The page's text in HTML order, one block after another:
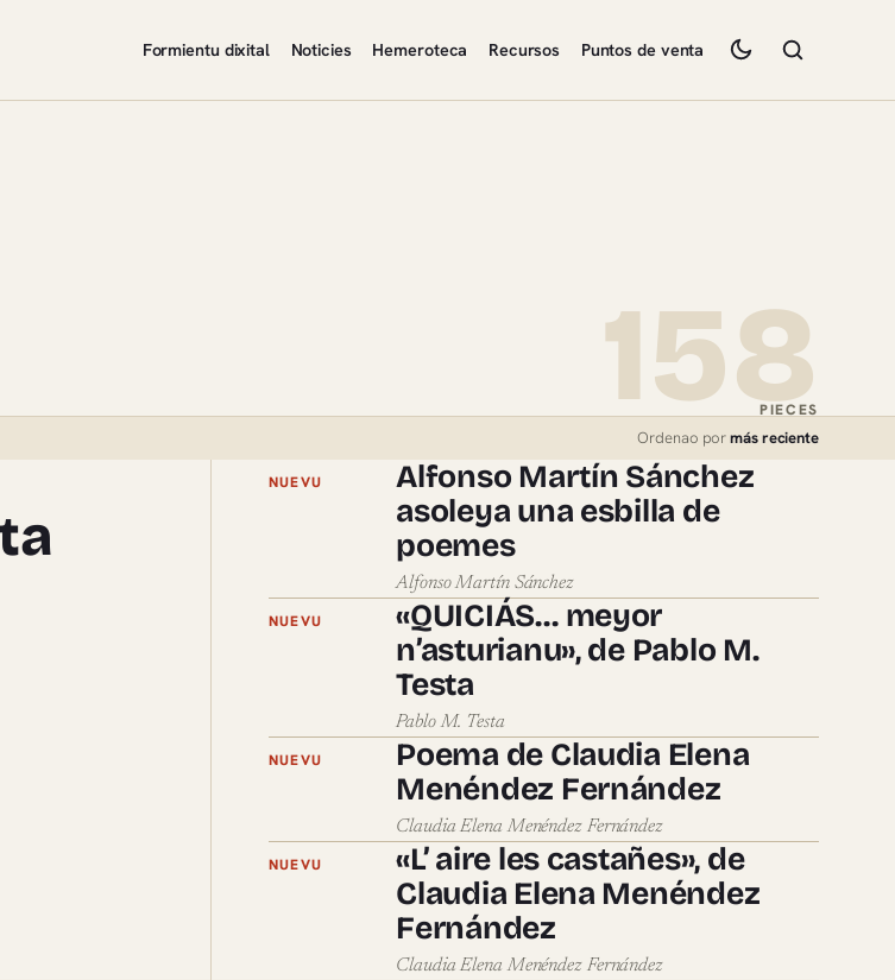
Formientu dixital Noticies Hemeroteca Recursos Puntos de venta
158
PIECES
Ordenao pormás reciente
NUEVU
Alfonso Martín Sánchez
asoleya una esbilla de
poemes
Alfonso Martín Sánchez
NUEVU
«QUICIÁS… meyor
n’asturianu», de Pablo M.
Testa
Pablo M. Testa
NUEVU
Poema de Claudia Elena
Menéndez Fernández
Claudia Elena Menéndez Fernández
NUEVU
«L’ aire les castañes», de
Claudia Elena Menéndez
Fernández
Claudia Elena Menéndez Fernández